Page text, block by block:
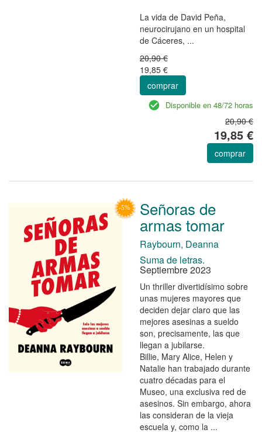
La vida de David Peña,
neurocirujano en un hospital
de Cáceres, ...
20,90 €
19,85 €
comprar
Disponible en 48/72 horas
20,90 €
19,85 €
comprar
Señoras de
armas tomar
Raybourn, Deanna
Suma de letras.
Septiembre 2023
Un thriller divertidísimo sobre
unas mujeres mayores que
deciden dejar claro que las
mejores asesinas a sueldo
son, precisamente, las que
llegan a jubilarse.
Billie, Mary Alice, Helen y
Natalie han trabajado durante
cuatro décadas para el
Museo, una exclusiva red de
asesinos. Sin embargo, ahora
las consideran de la vieja
escuela y, como la ...